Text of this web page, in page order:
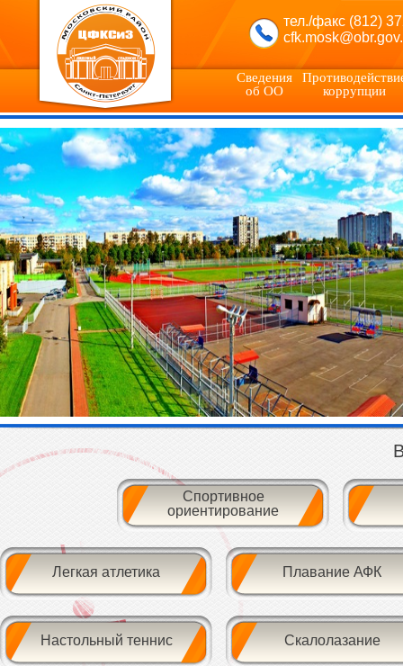
тел./факс (812)
Сведения
об ОО
коррупции
Спортивное
ориентирование
Легкая атлетика Плавание АФК
Настольный теннис Скалолазание